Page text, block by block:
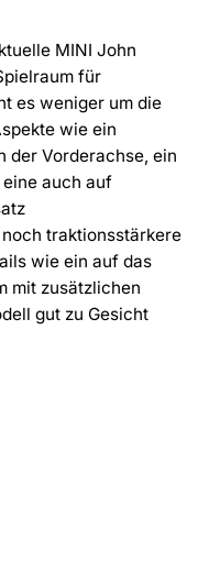
MINI John
für
es weniger um die
wie ein
der Vorderachse, ein
auch auf
traktionsstärkere
wie ein auf das
mit zusätzlichen
gut zu Gesicht